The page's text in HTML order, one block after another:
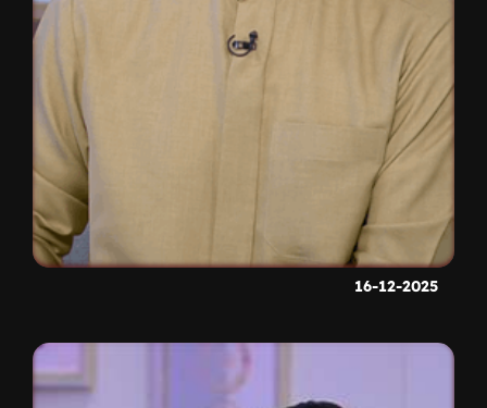
16-12-2025